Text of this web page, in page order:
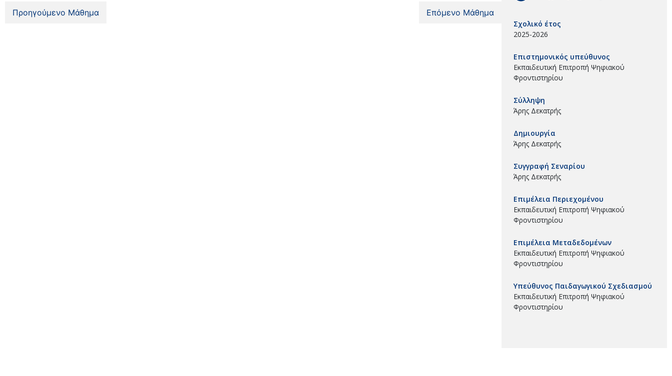
Προηγούμενο Μάθημα Επόμενο Μάθημα
Σχολικό έτος
2025-2026
Επιστημονικός υπεύθυνος
Εκπαιδευτική Επιτροπή Ψηφιακού
Φροντιστηρίου
Σύλληψη
Άρης Δεκατρής
Δημιουργία
Άρης Δεκατρής
Συγγραφή Σεναρίου
Άρης Δεκατρής
Επιμέλεια Περιεχομένου
Εκπαιδευτική Επιτροπή Ψηφιακού
Φροντιστηρίου
Επιμέλεια Μεταδεδομένων
Εκπαιδευτική Επιτροπή Ψηφιακού
Φροντιστηρίου
Υπεύθυνος Παιδαγωγικού Σχεδιασμού
Εκπαιδευτική Επιτροπή Ψηφιακού
Φροντιστηρίου